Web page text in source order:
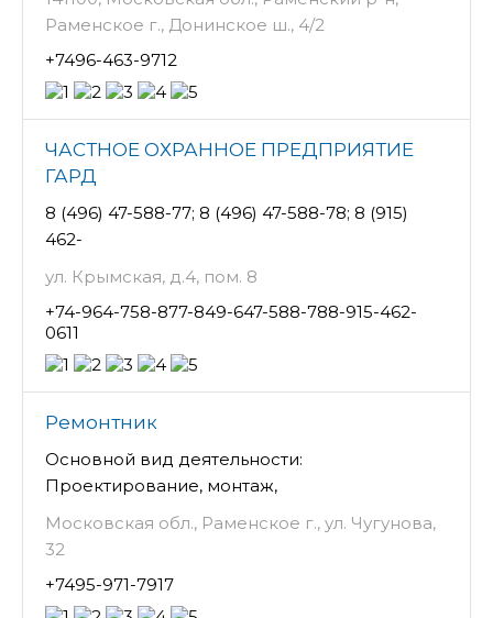
Раменское г., Донинское ш., 4/2
+7496-463-9712
ЧАСТНОЕ ОХРАННОЕ ПРЕДПРИЯТИЕ
ГАРД
8 (496) 47-588-77; 8 (496) 47-588-78; 8 (915)
462-
ул. Крымская, д.4, пом. 8
+74-964-758-877-849-647-588-788-915-462-
0611
Ремонтник
Основной вид деятельности:
Проектирование, монтаж,
Московская обл., Раменское г., ул. Чугунова,
32
+7495-971-7917